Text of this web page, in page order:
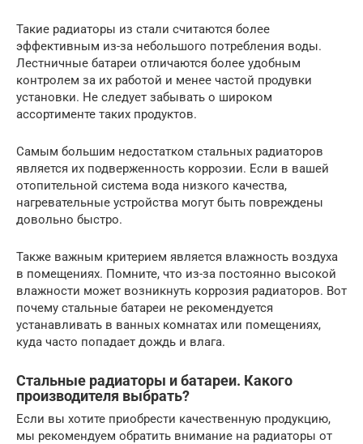
Такие радиаторы из стали считаются более
эффективным из-за небольшого потребления воды.
Лестничные батареи отличаются более удобным
контролем за их работой и менее частой продувки
установки. Не следует забывать о широком
ассортименте таких продуктов.
Самым большим недостатком стальных радиаторов
является их подверженность коррозии. Если в вашей
отопительной система вода низкого качества,
нагревательные устройства могут быть повреждены
довольно быстро.
Также важным критерием является влажность воздуха
в помещениях. Помните, что из-за постоянно высокой
влажности может возникнуть коррозия радиаторов. Вот
почему стальные батареи не рекомендуется
устанавливать в ванных комнатах или помещениях,
куда часто попадает дождь и влага.
Стальные радиаторы и батареи. Какого
производителя выбрать?
Если вы хотите приобрести качественную продукцию,
мы рекомендуем обратить внимание на радиаторы от